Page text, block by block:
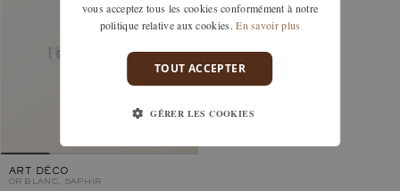
ART DÉCO
OR BLANC, SAPHIR
vous acceptez tous les cookies conformément à notre
politique relative aux cookies. En savoir plus
TOUT ACCEPTER
GÉRER LES COOKIES